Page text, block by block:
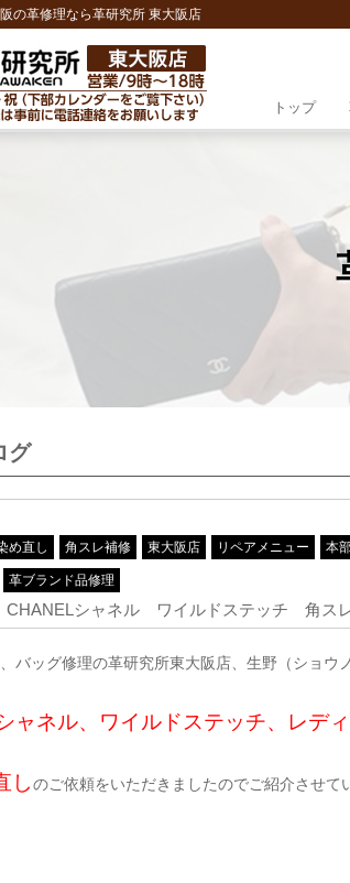
の革修理なら革研究所 東大阪店
トップ
グ
め直し 角スレ補修 東大阪店 リペアメニュー 本
革ブランド品修理
シャネル ワイルドステッチ 角ス
バッグ修理の革研究所東大阪店、生野（ショウ
ャネル、ワイルドステッチ、レデ
しのご依頼をいただきましたのでご紹介させて